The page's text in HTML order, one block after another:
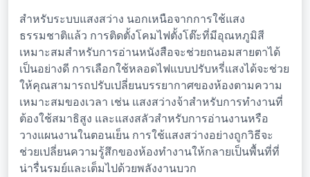
สำหรับระบบแสงสว่าง นอกเหนือจากการใช้แสง
ธรรมชาติแล้ว การติดตั้งโคมไฟตั้งโต๊ะที่มีอุณหภูมิสี
เหมาะสมสำหรับการอ่านหนังสือจะช่วยถนอมสายตาได้
เป็นอย่างดี การเลือกใช้หลอดไฟแบบปรับหรี่แสงได้จะช่วย
ให้คุณสามารถปรับเปลี่ยนบรรยากาศของห้องตามความ
เหมาะสมของเวลา เช่น แสงสว่างจ้าสำหรับการทำงานที่
ต้องใช้สมาธิสูง และแสงสลัวสำหรับการอ่านงานหรือ
วางแผนงานในตอนเย็น การใช้แสงสว่างอย่างถูกวิธีจะ
ช่วยเปลี่ยนความรู้สึกของห้องทำงานให้กลายเป็นพื้นที่ที่
น่ารื่นรมย์และเต็มไปด้วยพลังงานบวก